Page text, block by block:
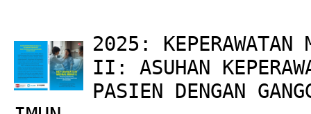
2025: KEPERAWATAN
II: ASUHAN
PASIEN DENGAN